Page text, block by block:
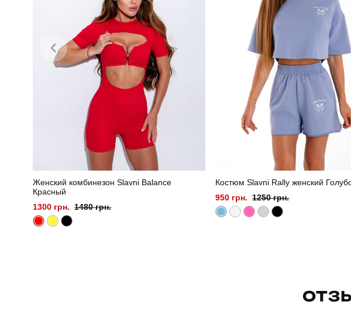
Женский комбинезон Slavni Balance
Красный
1300 грн. 1480 грн.
Костюм Slavni Rally женский
950 грн. 1250 грн.